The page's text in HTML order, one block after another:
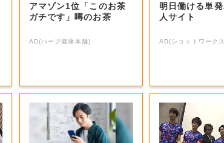
アマゾン1位「このお茶
ガチです」噂のお茶
AD(ハーブ健康本舗)
明日働ける単
人サイト
AD(ショットワーク